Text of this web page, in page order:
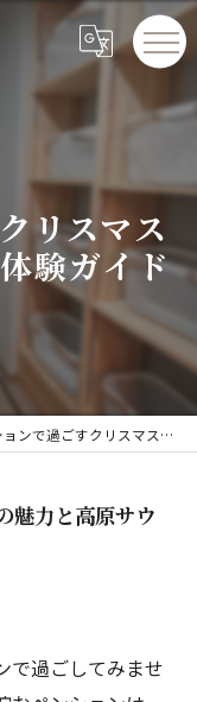
リスマス
験ガイド
ごすクリスマスの魅力と高原サウナ体験ガイド
魅力と高原サウ
で過ごしてみませ